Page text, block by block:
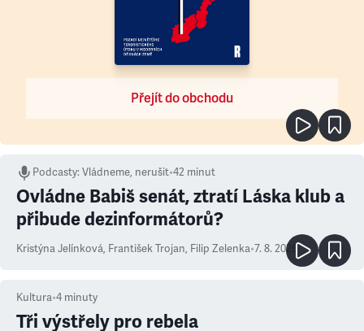
Přejít do obchodu
Podcasty:Vládneme, nerušit•42 minut
Ovládne Babiš senát, ztratí Láska klub a
přibude dezinformátorů?
Kristýna Jelínková, František Trojan, Filip Zelenka•7. 8. 2026
Kultura•4 minuty
Tři výstřely pro rebela